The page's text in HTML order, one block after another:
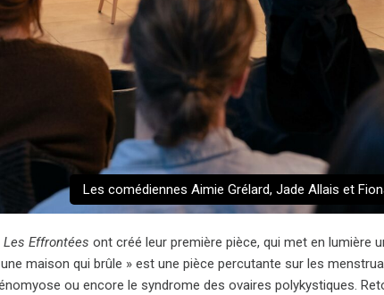
Les comédiennes Aimie Grélard, Jade Allais et
Les Effrontées ont créé leur première pièce, qui met en lumière
maison qui brûle » est une pièce percutante sur les
ou encore le syndrome des ovaires polykystiques.